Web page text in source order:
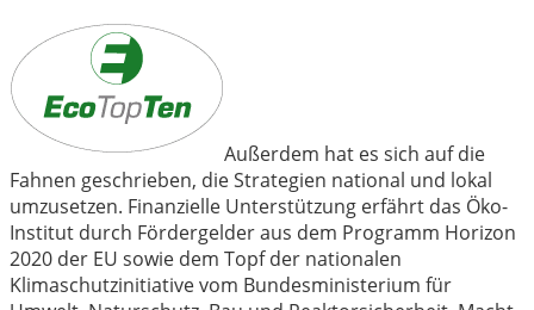
Außerdem hat es sich auf die
Fahnen geschrieben, die Strategien national und lokal
umzusetzen. Finanzielle Unterstützung erfährt das Öko-
Institut durch Fördergelder aus dem Programm Horizon
2020 der EU sowie dem Topf der nationalen
Klimaschutzinitiative vom Bundesministerium für